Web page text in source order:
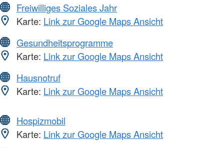
Freiwilliges Soziales Jahr
Karte: Link zur Google Maps Ansicht
Gesundheitsprogramme
Karte: Link zur Google Maps Ansicht
Hausnotruf
Karte: Link zur Google Maps Ansicht
Hospizmobil
Karte: Link zur Google Maps Ansicht